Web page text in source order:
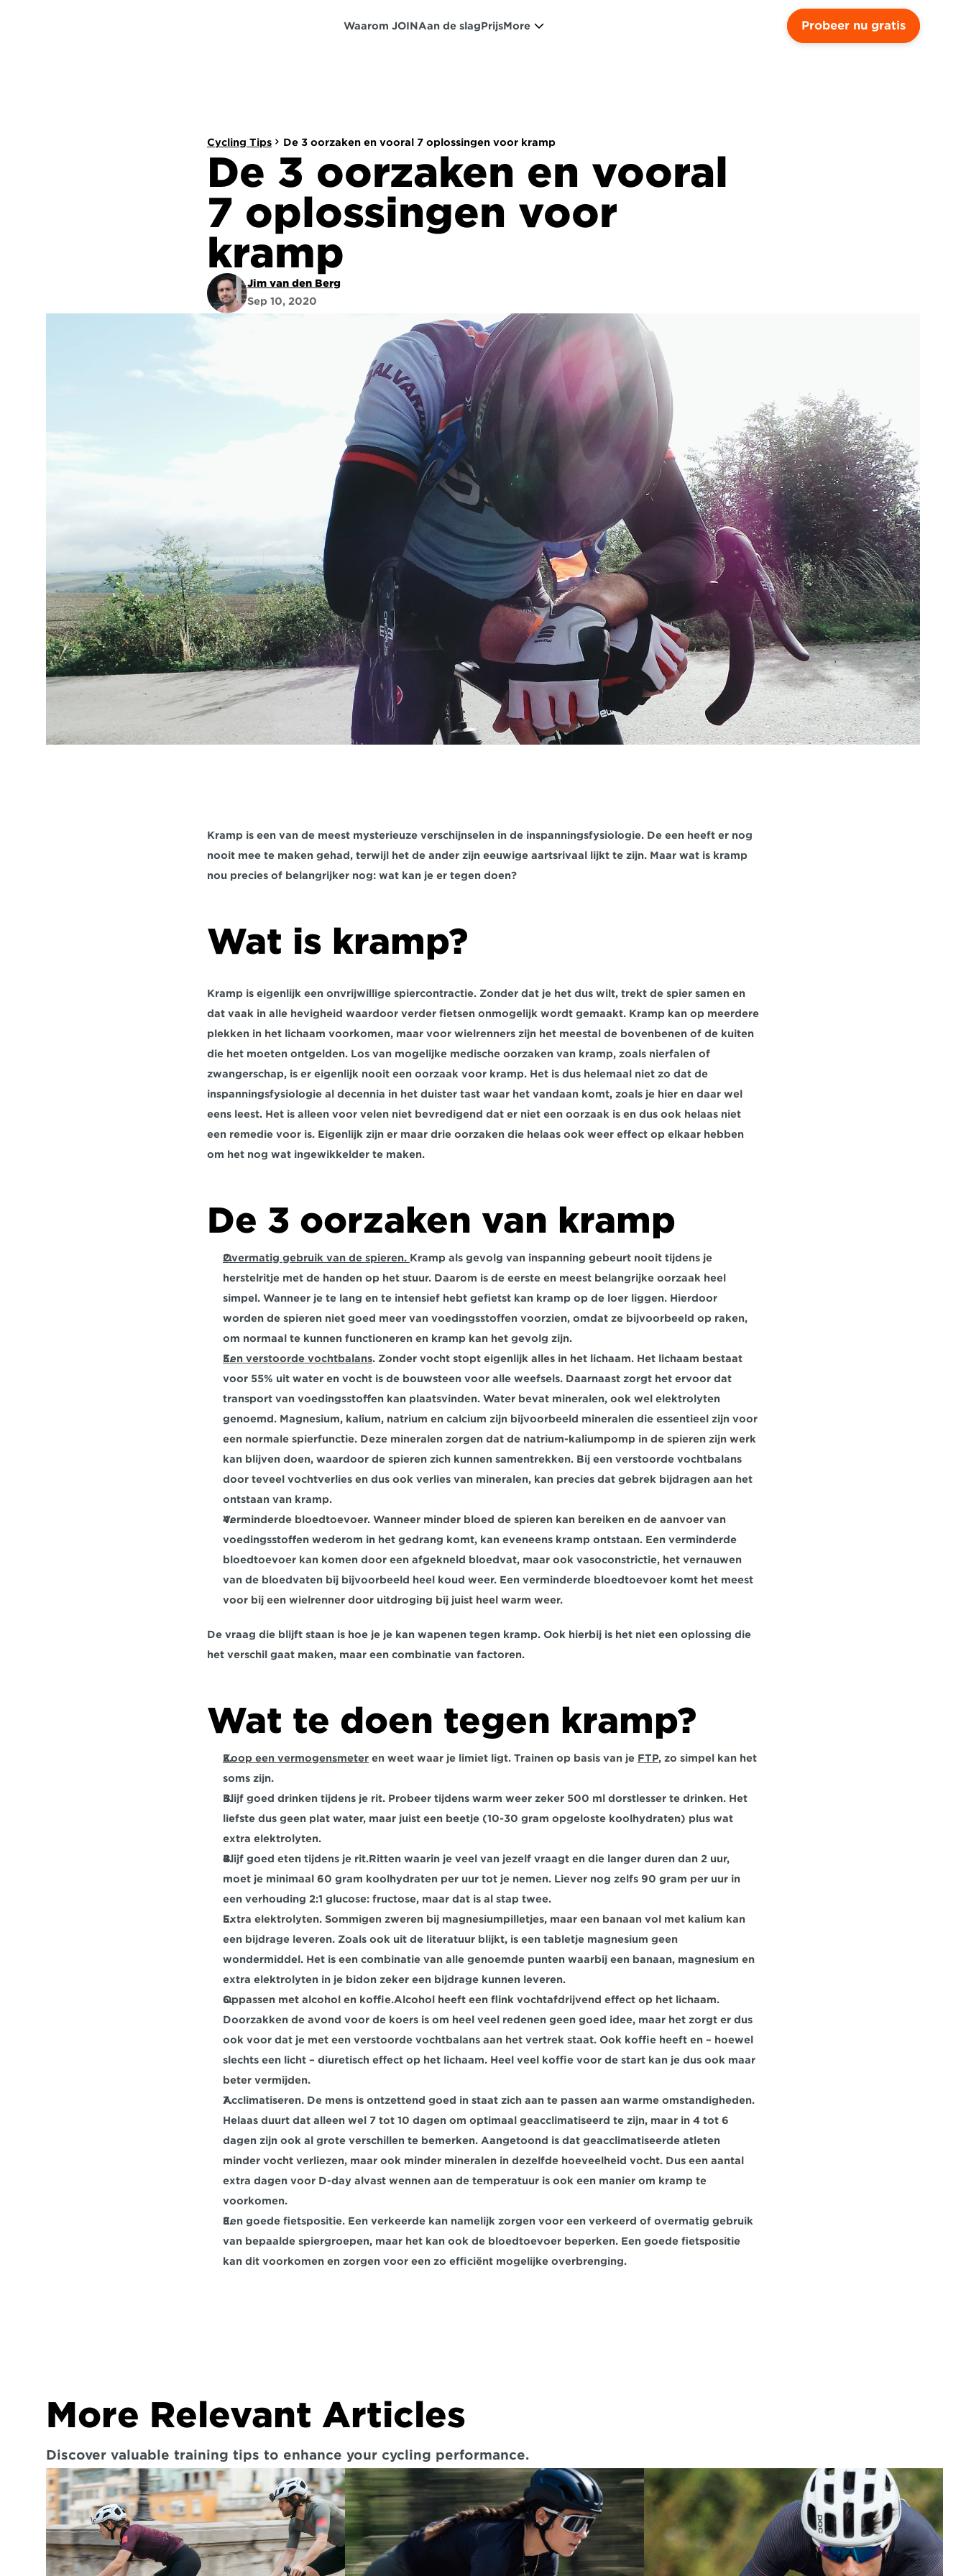
Waarom JOINAan de slagPrijsMore Probeer nu gratis
Cycling Tips De 3 oorzaken en vooral 7 oplossingen voor kramp
De 3 oorzaken en vooral
7 oplossingen voor
kramp
Jim van den Berg
Sep 10, 2020
Kramp is een van de meest mysterieuze verschijnselen in de inspanningsfysiologie. De een heeft er nog
nooit mee te maken gehad, terwijl het de ander zijn eeuwige aartsrivaal lijkt te zijn. Maar wat is kramp
nou precies of belangrijker nog: wat kan je er tegen doen?
Wat is kramp?
Kramp is eigenlijk een onvrijwillige spiercontractie. Zonder dat je het dus wilt, trekt de spier samen en
dat vaak in alle hevigheid waardoor verder fietsen onmogelijk wordt gemaakt. Kramp kan op meerdere
plekken in het lichaam voorkomen, maar voor wielrenners zijn het meestal de bovenbenen of de kuiten
die het moeten ontgelden. Los van mogelijke medische oorzaken van kramp, zoals nierfalen of
zwangerschap, is er eigenlijk nooit een oorzaak voor kramp. Het is dus helemaal niet zo dat de
inspanningsfysiologie al decennia in het duister tast waar het vandaan komt, zoals je hier en daar wel
eens leest. Het is alleen voor velen niet bevredigend dat er niet een oorzaak is en dus ook helaas niet
een remedie voor is. Eigenlijk zijn er maar drie oorzaken die helaas ook weer effect op elkaar hebben
om het nog wat ingewikkelder te maken.
De 3 oorzaken van kramp
Overmatig gebruik van de spieren. Kramp als gevolg van inspanning gebeurt nooit tijdens je
herstelritje met de handen op het stuur. Daarom is de eerste en meest belangrijke oorzaak heel
simpel. Wanneer je te lang en te intensief hebt gefietst kan kramp op de loer liggen. Hierdoor
worden de spieren niet goed meer van voedingsstoffen voorzien, omdat ze bijvoorbeeld op raken,
om normaal te kunnen functioneren en kramp kan het gevolg zijn.
Een verstoorde vochtbalans. Zonder vocht stopt eigenlijk alles in het lichaam. Het lichaam bestaat
voor 55% uit water en vocht is de bouwsteen voor alle weefsels. Daarnaast zorgt het ervoor dat
transport van voedingsstoffen kan plaatsvinden. Water bevat mineralen, ook wel elektrolyten
genoemd. Magnesium, kalium, natrium en calcium zijn bijvoorbeeld mineralen die essentieel zijn voor
een normale spierfunctie. Deze mineralen zorgen dat de natrium-kaliumpomp in de spieren zijn werk
kan blijven doen, waardoor de spieren zich kunnen samentrekken. Bij een verstoorde vochtbalans
door teveel vochtverlies en dus ook verlies van mineralen, kan precies dat gebrek bijdragen aan het
ontstaan van kramp.
Verminderde bloedtoevoer. Wanneer minder bloed de spieren kan bereiken en de aanvoer van
voedingsstoffen wederom in het gedrang komt, kan eveneens kramp ontstaan. Een verminderde
bloedtoevoer kan komen door een afgekneld bloedvat, maar ook vasoconstrictie, het vernauwen
van de bloedvaten bij bijvoorbeeld heel koud weer. Een verminderde bloedtoevoer komt het meest
voor bij een wielrenner door uitdroging bij juist heel warm weer.
De vraag die blijft staan is hoe je je kan wapenen tegen kramp. Ook hierbij is het niet een oplossing die
het verschil gaat maken, maar een combinatie van factoren.
Wat te doen tegen kramp?
Koop een vermogensmeter en weet waar je limiet ligt. Trainen op basis van je FTP, zo simpel kan het
soms zijn.
Blijf goed drinken tijdens je rit. Probeer tijdens warm weer zeker 500 ml dorstlesser te drinken. Het
liefste dus geen plat water, maar juist een beetje (10-30 gram opgeloste koolhydraten) plus wat
extra elektrolyten.
Blijf goed eten tijdens je rit.Ritten waarin je veel van jezelf vraagt en die langer duren dan 2 uur,
moet je minimaal 60 gram koolhydraten per uur tot je nemen. Liever nog zelfs 90 gram per uur in
een verhouding 2:1 glucose: fructose, maar dat is al stap twee.
Extra elektrolyten. Sommigen zweren bij magnesiumpilletjes, maar een banaan vol met kalium kan
een bijdrage leveren. Zoals ook uit de literatuur blijkt, is een tabletje magnesium geen
wondermiddel. Het is een combinatie van alle genoemde punten waarbij een banaan, magnesium en
extra elektrolyten in je bidon zeker een bijdrage kunnen leveren.
Oppassen met alcohol en koffie.Alcohol heeft een flink vochtafdrijvend effect op het lichaam.
Doorzakken de avond voor de koers is om heel veel redenen geen goed idee, maar het zorgt er dus
ook voor dat je met een verstoorde vochtbalans aan het vertrek staat. Ook koffie heeft en – hoewel
slechts een licht – diuretisch effect op het lichaam. Heel veel koffie voor de start kan je dus ook maar
beter vermijden.
Acclimatiseren. De mens is ontzettend goed in staat zich aan te passen aan warme omstandigheden.
Helaas duurt dat alleen wel 7 tot 10 dagen om optimaal geacclimatiseerd te zijn, maar in 4 tot 6
dagen zijn ook al grote verschillen te bemerken. Aangetoond is dat geacclimatiseerde atleten
minder vocht verliezen, maar ook minder mineralen in dezelfde hoeveelheid vocht. Dus een aantal
extra dagen voor D-day alvast wennen aan de temperatuur is ook een manier om kramp te
voorkomen.
Een goede fietspositie. Een verkeerde kan namelijk zorgen voor een verkeerd of overmatig gebruik
van bepaalde spiergroepen, maar het kan ook de bloedtoevoer beperken. Een goede fietspositie
kan dit voorkomen en zorgen voor een zo efficiënt mogelijke overbrenging.
More Relevant Articles
Discover valuable training tips to enhance your cycling performance.